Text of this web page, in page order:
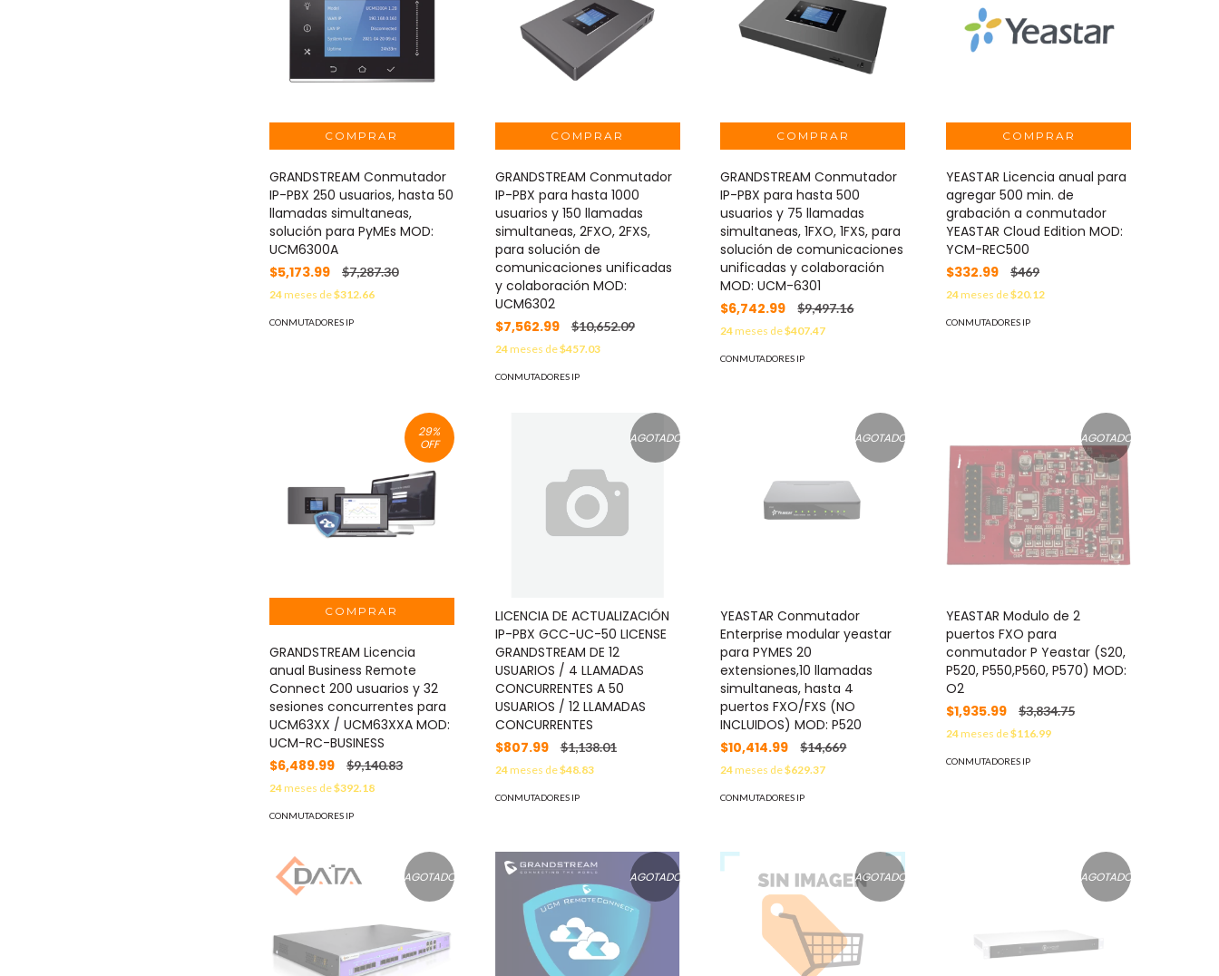
GRANDSTREAM Conmutador
IP-PBX 250 usuarios, hasta 50
llamadas simultaneas,
solución para PyMEs MOD:
UCM6300A
$5,173.99
$7,287.30
24meses de$312.66
CONMUTADORES IP
GRANDSTREAM Conmutador
IP-PBX para hasta 1000
usuarios y 150 llamadas
simultaneas, 2FXO, 2FXS,
para solución de
comunicaciones unificadas
y colaboración MOD:
UCM6302
$7,562.99
$10,652.09
24meses de$457.03
CONMUTADORES IP
GRANDSTREAM Conmutador
IP-PBX para hasta 500
usuarios y 75 llamadas
simultaneas, 1FXO, 1FXS, para
solución de comunicaciones
unificadas y colaboración
MOD: UCM-6301
$6,742.99
$9,497.16
24meses de$407.47
CONMUTADORES IP
YEASTAR Licencia anual para
agregar 500 min. de
grabación a conmutador
YEASTAR Cloud Edition MOD:
YCM-REC500
$332.99
$469
24meses de$20.12
CONMUTADORES IP
29%
OFF
GRANDSTREAM Licencia
anual Business Remote
Connect 200 usuarios y 32
sesiones concurrentes para
UCM63XX / UCM63XXA MOD:
UCM-RC-BUSINESS
$6,489.99
$9,140.83
24meses de$392.18
CONMUTADORES IP
AGOTADO
LICENCIA DE ACTUALIZACIÓN
IP-PBX GCC-UC-50 LICENSE
GRANDSTREAM DE 12
USUARIOS / 4 LLAMADAS
CONCURRENTES A 50
USUARIOS / 12 LLAMADAS
CONCURRENTES
$807.99
$1,138.01
24meses de$48.83
CONMUTADORES IP
AGOTADO
YEASTAR Conmutador
Enterprise modular yeastar
para PYMES 20
extensiones,10 llamadas
simultaneas, hasta 4
puertos FXO/FXS (NO
INCLUIDOS) MOD: P520
$10,414.99
$14,669
24meses de$629.37
CONMUTADORES IP
AGOTADO
YEASTAR Modulo de 2
puertos FXO para
conmutador P Yeastar (S20,
P520, P550,P560, P570) MOD:
O2
$1,935.99
$3,834.75
24meses de$116.99
CONMUTADORES IP
AGOTADO AGOTADO AGOTADO AGOTADO